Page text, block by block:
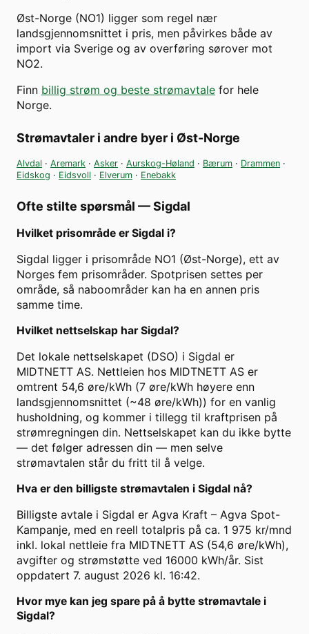
Øst-Norge (NO1) ligger som regel nær
landsgjennomsnittet i pris, men påvirkes både av
import via Sverige og av overføring sørover mot
NO2.
Finn billig strøm og beste strømavtale for hele
Norge.
Strømavtaler i andre byer i Øst-Norge
Alvdal · Aremark · Asker · Aurskog-Høland · Bærum · Drammen ·
Eidskog · Eidsvoll · Elverum · Enebakk
Ofte stilte spørsmål —Sigdal
Hvilket prisområde er Sigdal i?
Sigdal ligger i prisområde NO1 (Øst-Norge), ett av
Norges fem prisområder. Spotprisen settes per
område, så naboområder kan ha en annen pris
samme time.
Hvilket nettselskap har Sigdal?
Det lokale nettselskapet (DSO) i Sigdal er
MIDTNETT AS. Nettleien hos MIDTNETT AS er
omtrent 54,6 øre/kWh (7 øre/kWh høyere enn
landsgjennomsnittet (~48 øre/kWh)) for en vanlig
husholdning, og kommer i tillegg til kraftprisen på
strømregningen din. Nettselskapet kan du ikke bytte
— det følger adressen din — men selve
strømavtalen står du fritt til å velge.
Hva er den billigste strømavtalen i Sigdal nå?
Billigste avtale i Sigdal er Agva Kraft – Agva Spot-
Kampanje, med en reell totalpris på ca. 1 975 kr/mnd
inkl. lokal nettleie fra MIDTNETT AS (54,6 øre/kWh),
avgifter og strømstøtte ved 16000 kWh/år. Sist
oppdatert 7. august 2026 kl. 16:42.
Hvor mye kan jeg spare på å bytte strømavtale i
Sigdal?